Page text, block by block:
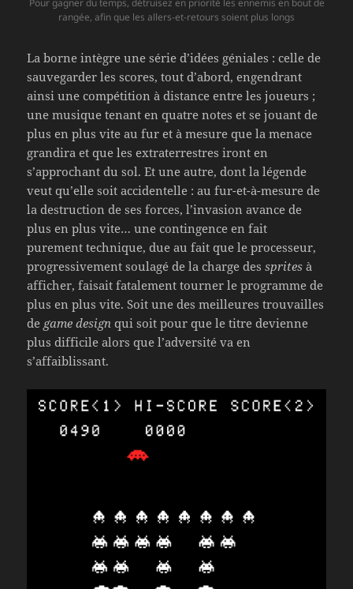
rangée, afin que les allers-et-retours soient plus longs
La borne intègre une série d’idées géniales : celle de
sauvegarder les scores, tout d’abord, engendrant
ainsi une compétition à distance entre les joueurs ;
une musique tenant en quatre notes et se jouant de
plus en plus vite au fur et à mesure que la menace
grandira et que les extraterrestres iront en
s’approchant du sol. Et une autre, dont la légende
veut qu’elle soit accidentelle : au fur-et-à-mesure de
la destruction de ses forces, l’invasion avance de
plus en plus vite… une contingence en fait
purement technique, due au fait que le processeur,
progressivement soulagé de la charge dessprites à
afficher, faisait fatalement tourner le programme de
plus en plus vite. Soit une des meilleures trouvailles
de game design qui soit pour que le titre devienne
plus difficile alors que l’adversité va en
s’affaiblissant.